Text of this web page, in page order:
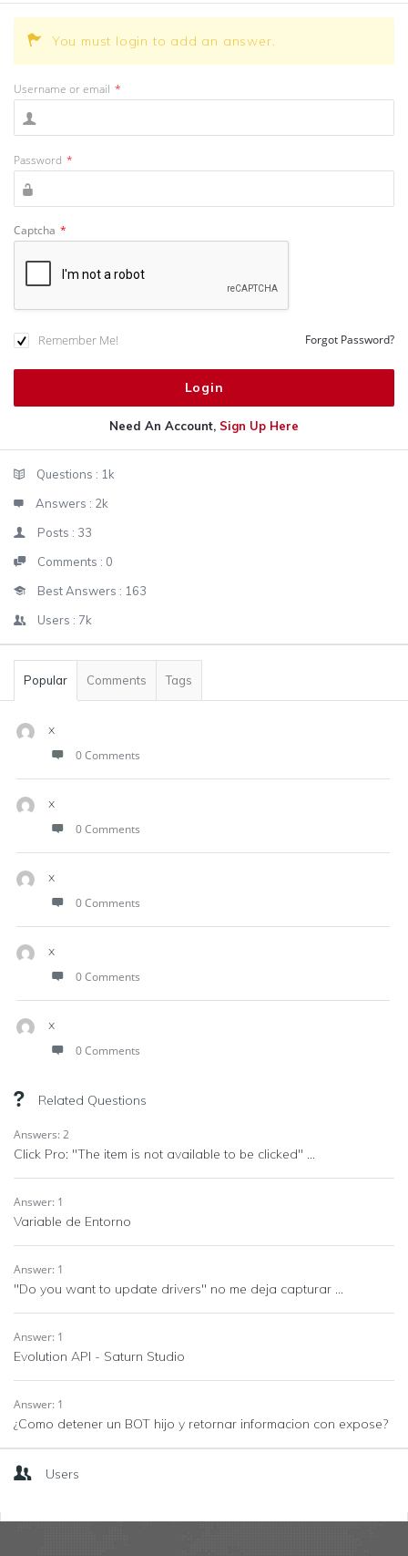
You must login to add an answer.
Username or email *
Password *
Captcha *
Remember Me! Forgot Password?
Need An Account, Sign Up Here
StatsQuestions : 1k
Answers : 2k
Posts : 33
Comments : 0
Best Answers : 163
Users : 7k
Popular Comments Tags
x
0 Comments
x
0 Comments
x
0 Comments
x
0 Comments
x
0 Comments
Related Questions
Answers: 2
Click Pro: "The item is not available to be clicked" ...
Answer: 1
Variable de Entorno
Answer: 1
"Do you want to update drivers" no me deja capturar ...
Answer: 1
Evolution API - Saturn Studio
Answer: 1
¿Como detener un BOT hijo y retornar informacion con expose?
Users